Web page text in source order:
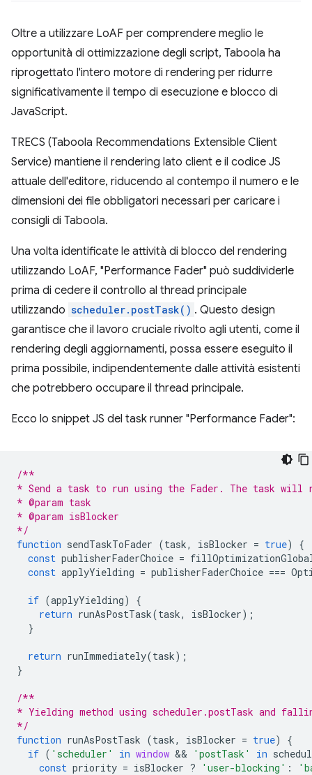
Oltre a utilizzare LoAF per comprendere meglio le
opportunità di ottimizzazione degli script, Taboola ha
riprogettato l'intero motore di rendering per ridurre
significativamente il tempo di esecuzione e blocco di
JavaScript.
TRECS (Taboola Recommendations Extensible Client
Service) mantiene il rendering lato client e il codice JS
attuale dell'editore, riducendo al contempo il numero e le
dimensioni dei file obbligatori necessari per caricare i
consigli di Taboola.
Una volta identificate le attività di blocco del rendering
utilizzando LoAF, "Performance Fader" può suddividerle
prima di cedere il controllo al thread principale
utilizzando scheduler.postTask() . Questo design
garantisce che il lavoro cruciale rivolto agli utenti, come il
rendering degli aggiornamenti, possa essere eseguito il
prima possibile, indipendentemente dalle attività esistenti
che potrebbero occupare il thread principale.
Ecco lo snippet JS del task runner "Performance Fader":
/**
* Send a task to run using the Fader. The task will
* @param task
* @param isBlocker
*/
function sendTaskToFader (task, isBlocker = true)
{
const publisherFaderChoice =
const applyYielding = publisherFaderChoice ===
if (applyYielding)
{
return runAsPostTask(task, isBlocker);
}
return runImmediately(task);
}
/**
* Yielding method using scheduler.postTask and
*/
function runAsPostTask (task, isBlocker = true)
{
if ( 'scheduler' in window && 'postTask' in
const priority = isBlocker ? 'user-blocking' :